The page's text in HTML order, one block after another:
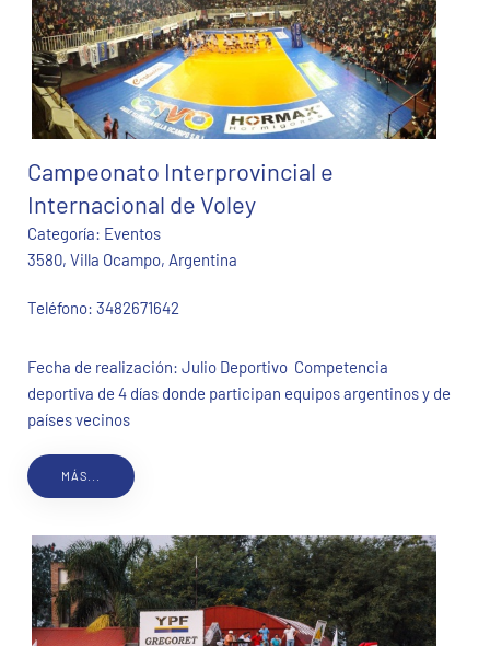
Campeonato Interprovincial e
Internacional de Voley
Categoría: Eventos
3580, Villa Ocampo, Argentina
Teléfono: 3482671642
Fecha de realización: Julio Deportivo Competencia
deportiva de 4 días donde participan equipos argentinos y de
países vecinos
MÁS...